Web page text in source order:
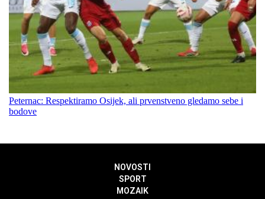
Peternac: Respektiramo Osijek, ali prvenstveno gledamo sebe i
bodove
NOVOSTI
SPORT
MOZAIK